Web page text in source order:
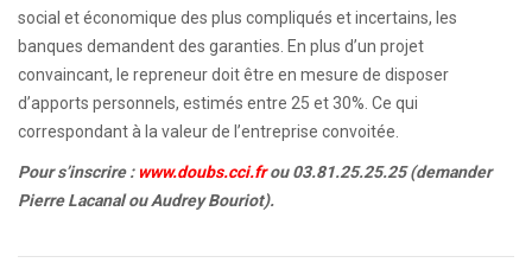
social et économique des plus compliqués et incertains, les
banques demandent des garanties. En plus d’un projet
convaincant, le repreneur doit être en mesure de disposer
d’apports personnels, estimés entre 25 et 30%. Ce qui
correspondant à la valeur de l’entreprise convoitée.
Pour s’inscrire : www.doubs.cci.frou 03.81.25.25.25 (demander
Pierre Lacanal ou Audrey Bouriot).